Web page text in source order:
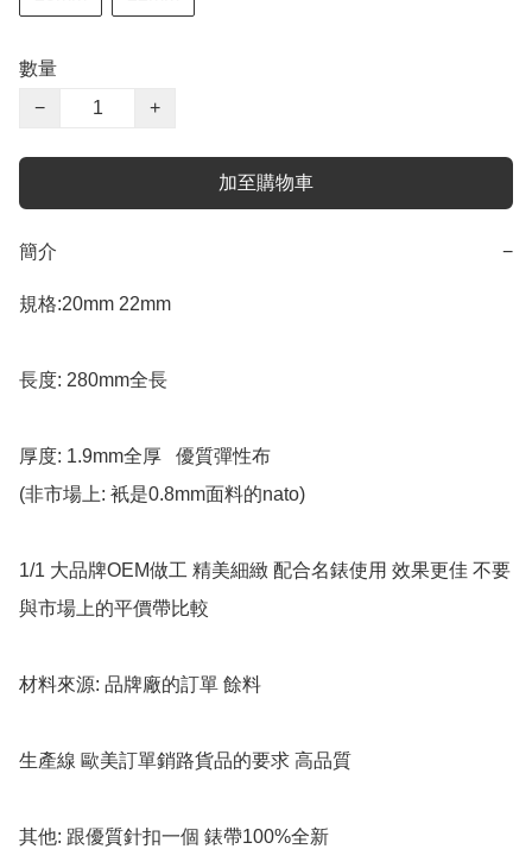
數量
−
+
加至購物車
簡介 −
規格:20mm 22mm
長度: 280mm全長
厚度: 1.9mm全厚   優質彈性布
(非市場上: 衹是0.8mm面料的nato)
1/1 大品牌OEM做工 精美細緻 配合名錶使用 效果更佳 不要
與市場上的平價帶比較
材料來源: 品牌廠的訂單 餘料
生產線 歐美訂單銷路貨品的要求 高品質
其他: 跟優質針扣一個 錶帶100%全新